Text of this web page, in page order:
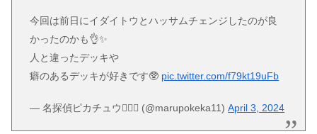
今回は前日にイダイトウとハッサムチェンジしたのが良
かったのかも👌✨
人と違ったデッキや
癖のあるデッキが好きです🥸 pic.twitter.com/f79kt19uFb
— 名探偵ピカチュウ🕵🏻‍♂️ (@marupokeka11)April 3, 2024